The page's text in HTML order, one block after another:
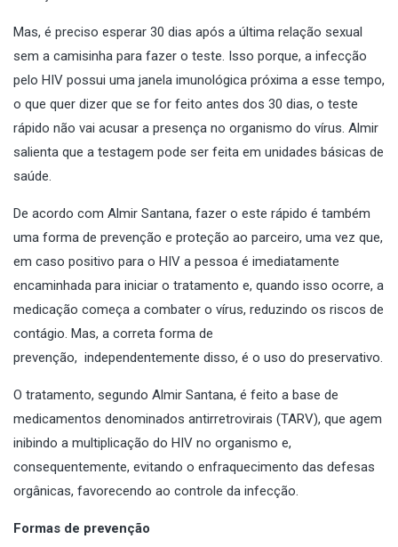
Mas, é preciso esperar 30 dias após a última relação sexual
sem a camisinha para fazer o teste. Isso porque, a infecção
pelo HIV possui uma janela imunológica próxima a esse tempo,
o que quer dizer que se for feito antes dos 30 dias, o teste
rápido não vai acusar a presença no organismo do vírus. Almir
salienta que a testagem pode ser feita em unidades básicas de
saúde.
De acordo com Almir Santana, fazer o este rápido é também
uma forma de prevenção e proteção ao parceiro, uma vez que,
em caso positivo para o HIV a pessoa é imediatamente
encaminhada para iniciar o tratamento e, quando isso ocorre, a
medicação começa a combater o vírus, reduzindo os riscos de
contágio. Mas, a correta forma de
prevenção, independentemente disso, é o uso do preservativo.
O tratamento, segundo Almir Santana, é feito a base de
medicamentos denominados antirretrovirais (TARV), que agem
inibindo a multiplicação do HIV no organismo e,
consequentemente, evitando o enfraquecimento das defesas
orgânicas, favorecendo ao controle da infecção.
Formas de prevenção